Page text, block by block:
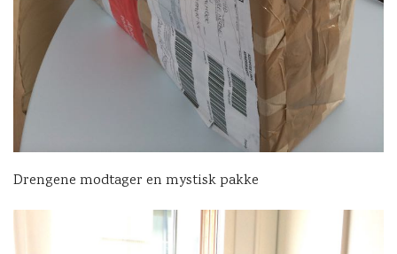
Drengene modtager en mystisk pakke